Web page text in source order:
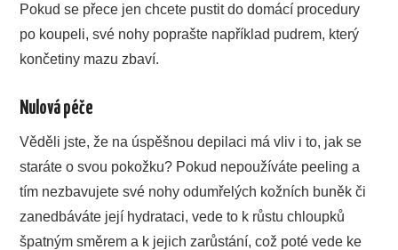
Pokud se přece jen chcete pustit do domácí procedury
po koupeli, své nohy poprašte například pudrem, který
končetiny mazu zbaví.
Nulová péče
Věděli jste, že na úspěšnou depilaci má vliv i to, jak se
staráte o svou pokožku? Pokud nepoužíváte peeling a
tím nezbavujete své nohy odumřelých kožních buněk či
zanedbáváte její hydrataci, vede to k růstu chloupků
špatným směrem a k jejich zarůstání, což poté vede ke